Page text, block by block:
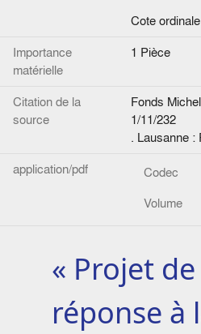
Cote
Importance
matérielle
1 Pièce
Citation de la
source
Fonds
1/11/232
. Lausanne :
application/pdf
Codec
Volume
« Projet de
réponse à